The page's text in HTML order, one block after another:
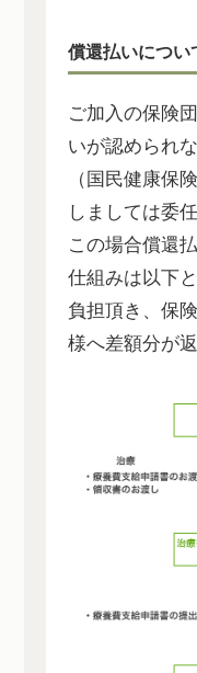
償還払いについ
ご加入の保険
いが認められ
（国民健康保
しましては委
この場合償還
仕組みは以下
負担頂き、保
様へ差額分が